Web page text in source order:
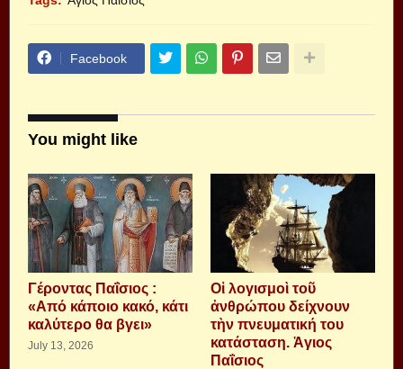
Facebook
You might like
Γέροντας Παΐσιος :
«Από κάποιο κακό, κάτι
καλύτερο θα βγει»
July 13, 2026
Οἱ λογισμοὶ τοῦ
ἀνθρώπου δείχνουν
τὴν πνευματική του
κατάσταση. Ἁγιος
Παΐσιος